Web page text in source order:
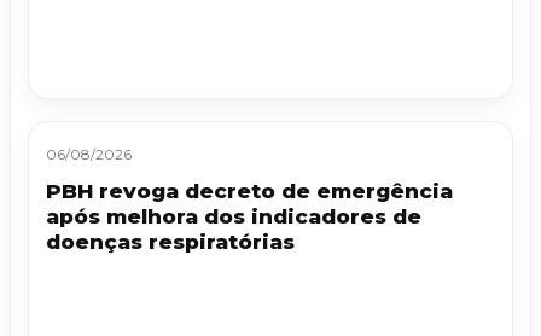
06/08/2026
PBH revoga decreto de emergência
após melhora dos indicadores de
doenças respiratórias